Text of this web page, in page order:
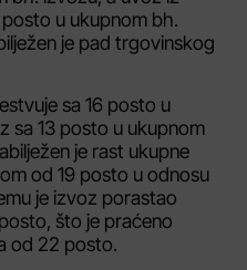
posto u ukupnom bh.
je pad trgovinskog
sa 16 posto u
sa 13 posto u ukupnom
je rast ukupne
od 19 posto u odnosu
je izvoz porastao
što je praćeno
od 22 posto.